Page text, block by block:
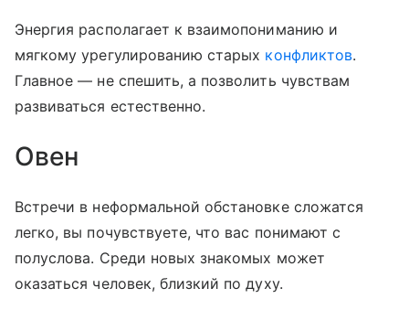
Энергия располагает к взаимопониманию и
мягкому урегулированию старых конфликтов.
Главное — не спешить, а позволить чувствам
развиваться естественно.
Овен
Встречи в неформальной обстановке сложатся
легко, вы почувствуете, что вас понимают с
полуслова. Среди новых знакомых может
оказаться человек, близкий по духу.